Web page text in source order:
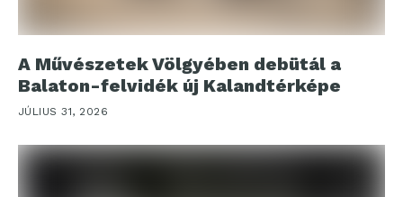
A Művészetek Völgyében debütál a
Balaton-felvidék új Kalandtérképe
JÚLIUS 31, 2026